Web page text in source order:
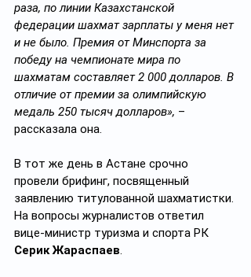
раза, по линии Казахстанской
федерации шахмат зарплаты у меня нет
и не было. Премия от Минспорта за
победу на чемпионате мира по
шахматам составляет 2 000 долларов. В
отличие от премии за олимпийскую
медаль 250 тысяч долларов», –
рассказала она.
В тот же день в Астане срочно
провели брифинг, посвященный
заявлению титулованной шахматистки.
На вопросы журналистов ответил
вице-министр туризма и спорта РК
Серик Жараспаев.